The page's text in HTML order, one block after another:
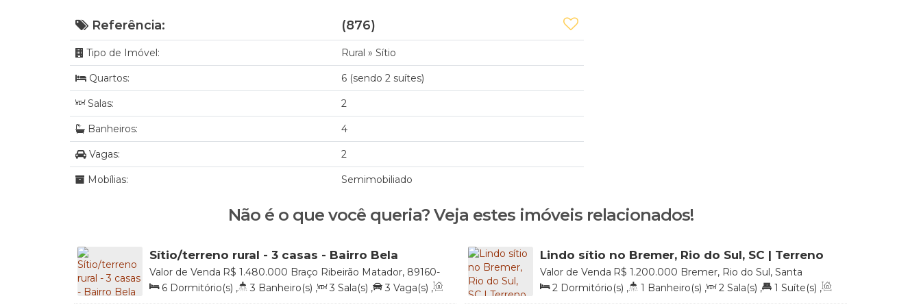
Referência: (876)
Tipo de Imóvel: Rural » Sítio
Quartos: 6 (sendo 2 suítes)
Salas: 2
Banheiros: 4
Vagas: 2
Mobílias: Semimobiliado
Não é o que você queria? Veja estes imóveis relacionados!
Sítio/terreno rural - 3 casas - Bairro Bela
Aliança - Rio do Sul/SC
R$ 1.480.000
Valor de Venda
Braço Ribeirão Matador, 89160-
000, Bela Aliança, Rio do Sul, Santa Catarina, Brasil
6 Dormitório(s) , 3 Banheiro(s) , 3 Sala(s) , 3 Vaga(s) ,
Útil: 300.00m² , Terreno: 54830.86m² , Fundos: 104.30m ,
Lindo sítio no Bremer, Rio do Sul, SC | Terreno
de 30.000m² com área construída de 125m²
R$ 1.200.000
Valor de Venda
Bremer, Rio do Sul, Santa
Catarina, Brasil
2 Dormitório(s) , 1 Banheiro(s) , 2 Sala(s) , 1 Suíte(s) ,
Total: 125.00m² , 2 Vaga(s) , Terreno: 30000.00m²